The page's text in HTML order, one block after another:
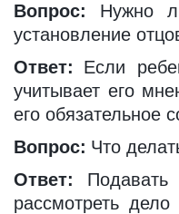
Вопрос: Нужно
установление
Ответ: Если
учитывает его
его обязательное
Вопрос: Что
Ответ:
рассмотреть